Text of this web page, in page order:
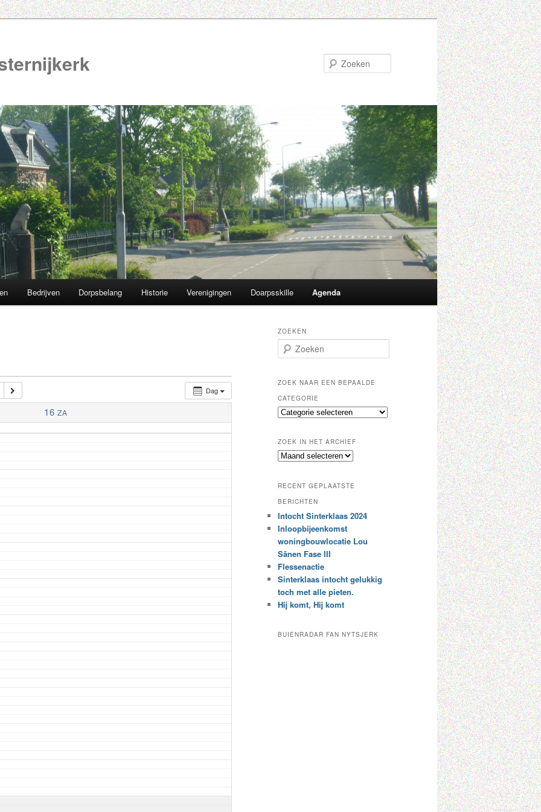
Bedrijven Dorpsbelang Historie Verenigingen Doarpsskille Agenda
Dag
16 ZA
ZOEKEN
o
k
n
ZOEK NAAR EEN BEPAALDE
CATEGORIE
Z
k
n
e
e
n
b
e
a
a
l
d
c
ZOEK IN HET ARCHIEF
Z
k
i
n
h
t
a
r
c
h
i
RECENT GEPLAATSTE
BERICHTEN
Intocht Sinterklaas 2024
Inloopbijeenkomst
woningbouwlocatie Lou
Sânen Fase III
Flessenactie
Sinterklaas intocht gelukkig
toch met alle pieten.
Hij komt, Hij komt
BUIENRADAR FAN NYTSJERK